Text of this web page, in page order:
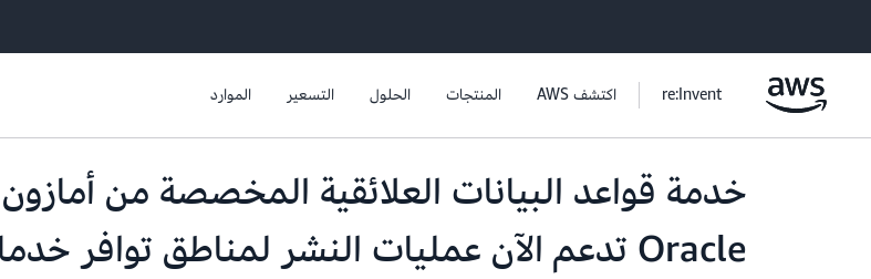
re:Invent اكتشف AWS المنتجات الحلول التسعير الموارد
Oracle تدعم الآن عمليات النشر لمناطق توافر خدمات متعددة